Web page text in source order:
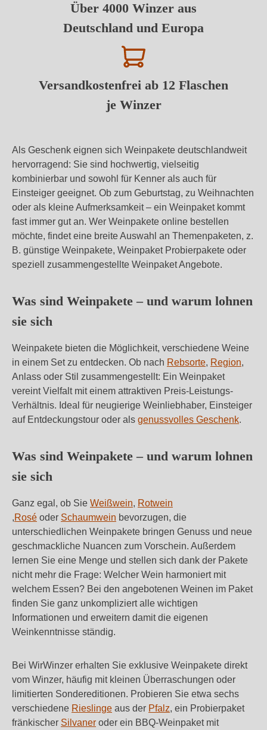
Über 4000 Winzer aus
Deutschland und Europa
Versandkostenfrei ab 12 Flaschen
je Winzer
Als Geschenk eignen sich Weinpakete deutschlandweit
hervorragend: Sie sind hochwertig, vielseitig
kombinierbar und sowohl für Kenner als auch für
Einsteiger geeignet. Ob zum Geburtstag, zu Weihnachten
oder als kleine Aufmerksamkeit – ein Weinpaket kommt
fast immer gut an. Wer Weinpakete online bestellen
möchte, findet eine breite Auswahl an Themenpaketen, z.
B. günstige Weinpakete, Weinpaket Probierpakete oder
speziell zusammengestellte Weinpaket Angebote.
Was sind Weinpakete – und warum lohnen
sie sich
Weinpakete bieten die Möglichkeit, verschiedene Weine
in einem Set zu entdecken. Ob nach Rebsorte, Region,
Anlass oder Stil zusammengestellt: Ein Weinpaket
vereint Vielfalt mit einem attraktiven Preis-Leistungs-
Verhältnis. Ideal für neugierige Weinliebhaber, Einsteiger
auf Entdeckungstour oder als genussvolles Geschenk.
Was sind Weinpakete – und warum lohnen
sie sich
Ganz egal, ob Sie Weißwein, Rotwein
,Rosé oder Schaumwein bevorzugen, die
unterschiedlichen Weinpakete bringen Genuss und neue
geschmackliche Nuancen zum Vorschein. Außerdem
lernen Sie eine Menge und stellen sich dank der Pakete
nicht mehr die Frage: Welcher Wein harmoniert mit
welchem Essen? Bei den angebotenen Weinen im Paket
finden Sie ganz unkompliziert alle wichtigen
Informationen und erweitern damit die eigenen
Weinkenntnisse ständig.
Bei WirWinzer erhalten Sie exklusive Weinpakete direkt
vom Winzer, häufig mit kleinen Überraschungen oder
limitierten Sondereditionen. Probieren Sie etwa sechs
verschiedene Rieslinge aus der Pfalz, ein Probierpaket
fränkischer Silvaner oder ein BBQ-Weinpaket mit